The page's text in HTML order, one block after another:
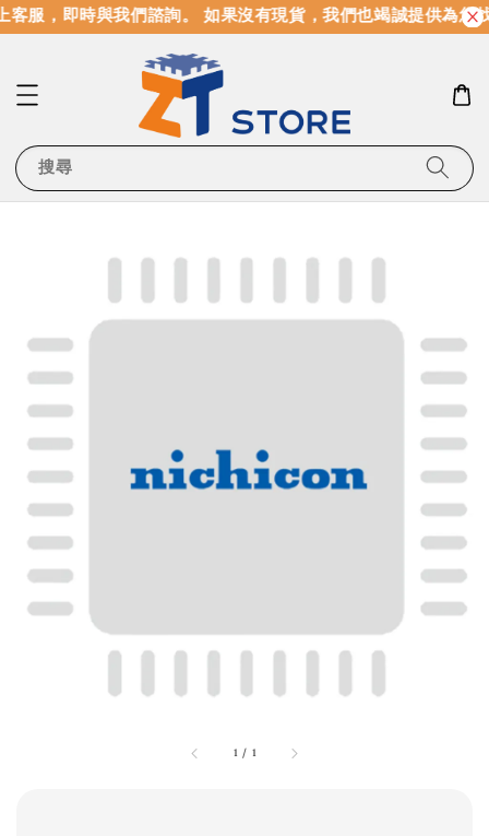
服，即時與我們諮詢。 如果沒有現貨，我們也竭誠提供為您
搜尋
1 / 1